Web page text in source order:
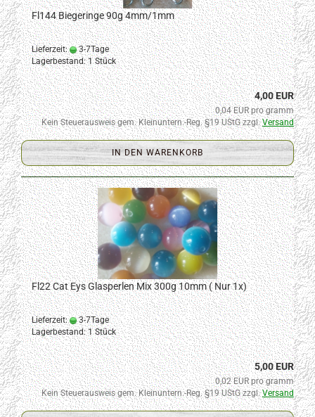
Fl144 Biegeringe 90g 4mm/1mm
Lieferzeit:
3-7Tage
Lagerbestand: 1 Stück
4,00 EUR
0,04 EUR pro gramm
Kein Steuerausweis gem. Kleinuntern.-Reg. §19 UStG zzgl.Versand
IN DEN WARENKORB
Fl22 Cat Eys Glasperlen Mix 300g 10mm ( Nur 1x)
Lieferzeit:
3-7Tage
Lagerbestand: 1 Stück
5,00 EUR
0,02 EUR pro gramm
Kein Steuerausweis gem. Kleinuntern.-Reg. §19 UStG zzgl.Versand